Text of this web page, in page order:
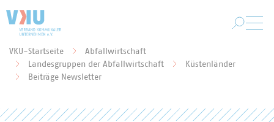
Sie befinden sich hier:
VKU-Startseite
Abfallwirtschaft
Landesgruppen der Abfallwirtschaft
Küstenländer
Beiträge Newsletter